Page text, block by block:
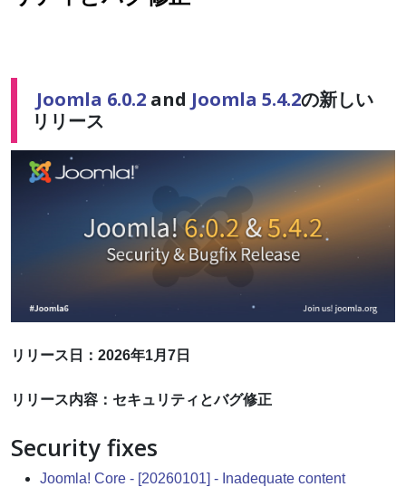
Joomla 6.0.2 and Joomla 5.4.2の新しい
リリース
リリース日：2026年1月7日
リリース内容：セキュリティとバグ修正
Security fixes
Joomla! Core - [20260101] - Inadequate content